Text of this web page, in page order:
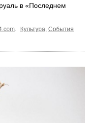
в «Последнем
. Культура, События